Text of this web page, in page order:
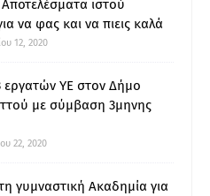
ιστού
να φας και να πιεις καλά
12, 2020
ΥΕ στον Δήμο
με σύμβαση 3μηνης
22, 2020
γυμναστική Ακαδημία για